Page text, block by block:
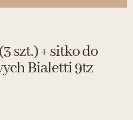
szt.) + sitko do
Bialetti 9tz